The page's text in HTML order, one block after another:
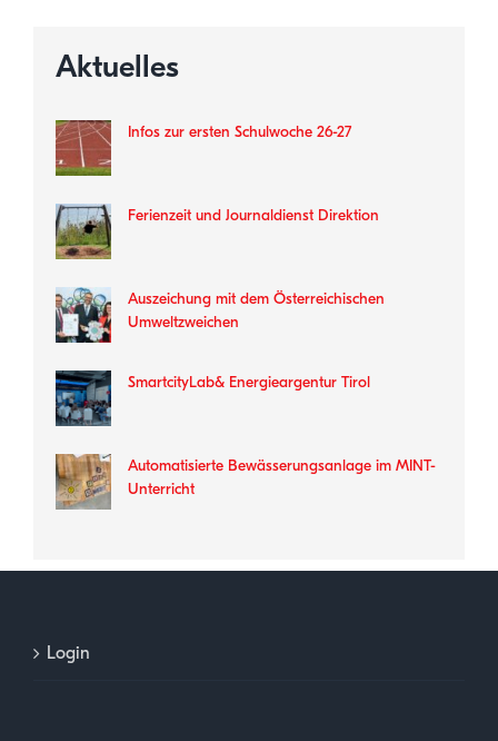
Aktuelles
Infos zur ersten Schulwoche 26-27
Ferienzeit und Journaldienst Direktion
Auszeichung mit dem Österreichischen
Umweltzweichen
SmartcityLab& Energieargentur Tirol
Automatisierte Bewässerungsanlage im MINT-
Unterricht
Login